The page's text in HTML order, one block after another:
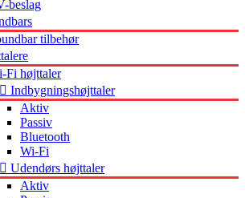
beslag
tilbehør
Fi højttaler
 Indbygningshøjttaler
Aktiv
Passiv
Bluetooth
Wi-Fi
 Udendørs højttaler
Aktiv